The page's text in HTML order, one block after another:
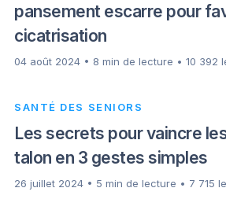
pansement escarre pour
cicatrisation
04 août 2024 • 8 min de lecture • 10 392
SANTÉ DES SENIORS
Les secrets pour vaincre
talon en 3 gestes simples
26 juillet 2024 • 5 min de lecture • 7 715